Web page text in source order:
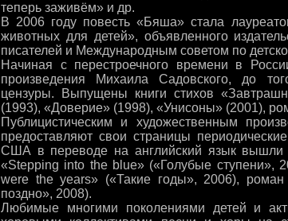
теперь заживём» и др.
В 2006 году повесть «Бяша» стала
животных для детей», объявленного
писателей и Международным советом по
Начиная с перестроечного времени в
произведения Михаила Садовского, до
цензуры. Выпущены книги стихов
(1993), «Доверие» (1998), «Унисоны» (2001),
Публицистическим и художественным
предоставляют свои страницы
США в переводе на английский язык вышли
«Stepping into the blue» («Голубые ступени»,
were the years» («Такие годы», 2006),
поздно», 2008).
Любимые многими поколениями детей и